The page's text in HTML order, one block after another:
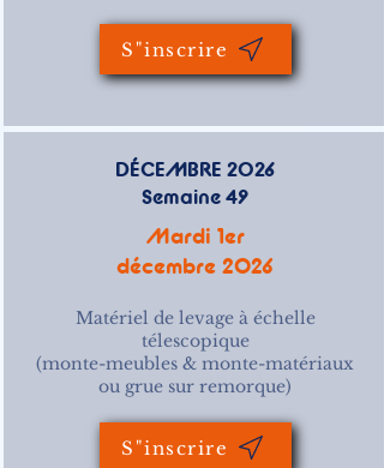
S"inscrire
DÉCEMBRE 2026
Semaine 49
Mardi 1er
décembre 2026
Matériel de levage à échelle
télescopique
(monte-meubles & monte-matériaux
ou grue sur remorque)
S"inscrire